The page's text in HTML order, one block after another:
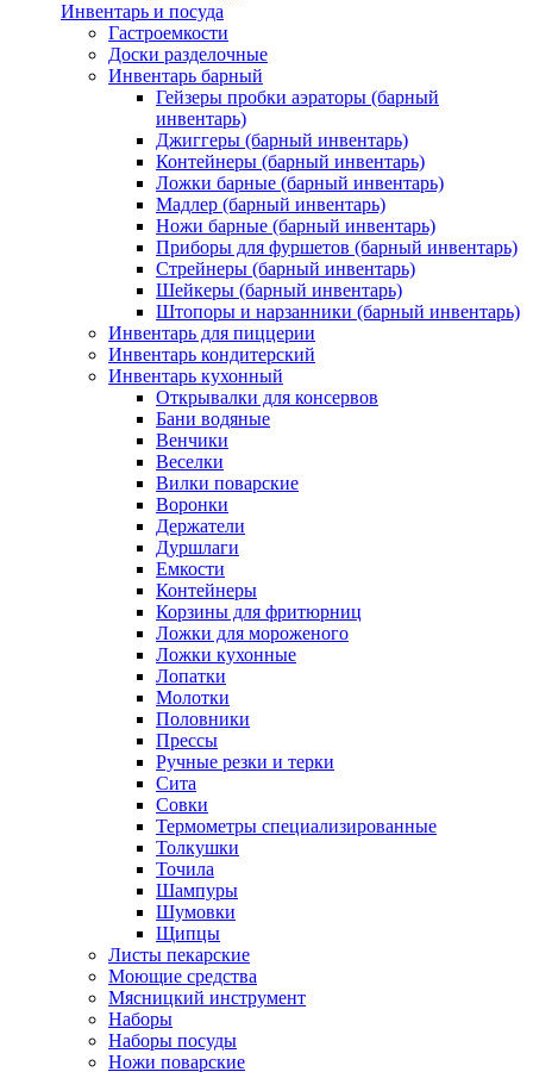
Инвентарь и посуда
Гастроемкости
Доски разделочные
Инвентарь барный
Гейзеры пробки аэраторы (барный
инвентарь)
Джиггеры (барный инвентарь)
Контейнеры (барный инвентарь)
Ложки барные (барный инвентарь)
Мадлер (барный инвентарь)
Ножи барные (барный инвентарь)
Приборы для фуршетов (барный инвентарь)
Стрейнеры (барный инвентарь)
Шейкеры (барный инвентарь)
Штопоры и нарзанники (барный инвентарь)
Инвентарь для пиццерии
Инвентарь кондитерский
Инвентарь кухонный
Открывалки для консервов
Бани водяные
Венчики
Веселки
Вилки поварские
Воронки
Держатели
Дуршлаги
Емкости
Контейнеры
Корзины для фритюрниц
Ложки для мороженого
Ложки кухонные
Лопатки
Молотки
Половники
Прессы
Ручные резки и терки
Сита
Совки
Термометры специализированные
Толкушки
Точила
Шампуры
Шумовки
Щипцы
Листы пекарские
Моющие средства
Мясницкий инструмент
Наборы
Наборы посуды
Ножи поварские